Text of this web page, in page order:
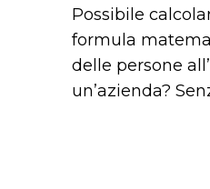
Possibile
formula
delle persone
un’azienda?